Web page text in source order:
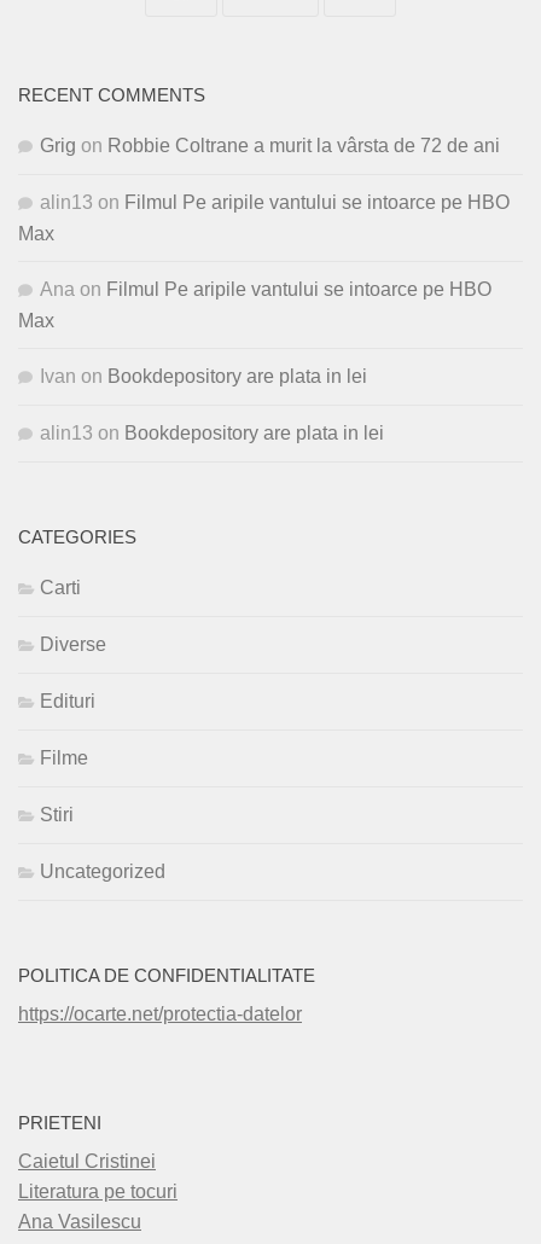
RECENT COMMENTS
Grig on Robbie Coltrane a murit la vârsta de 72 de ani
alin13 on Filmul Pe aripile vantului se intoarce pe HBO
Max
Ana on Filmul Pe aripile vantului se intoarce pe HBO
Max
Ivan on Bookdepository are plata in lei
alin13 on Bookdepository are plata in lei
CATEGORIES
Carti
Diverse
Edituri
Filme
Stiri
Uncategorized
POLITICA DE CONFIDENTIALITATE
https://ocarte.net/protectia-datelor
PRIETENI
Caietul Cristinei
Literatura pe tocuri
Ana Vasilescu